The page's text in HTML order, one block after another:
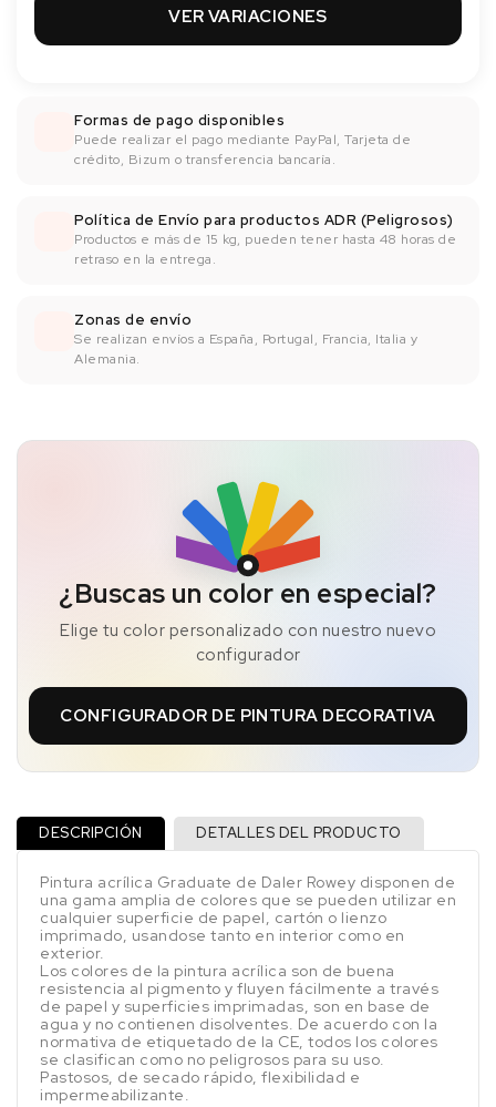
VER VARIACIONES
Formas de pago disponibles
Puede realizar el pago mediante PayPal, Tarjeta de
crédito, Bizum o transferencia bancaría.
Política de Envío para productos ADR (Peligrosos)
Productos e más de 15 kg, pueden tener hasta 48 horas de
retraso en la entrega.
Zonas de envío
Se realizan envíos a España, Portugal, Francia, Italia y
Alemania.
¿Buscas un color en especial?
Elige tu color personalizado con nuestro nuevo
configurador
CONFIGURADOR DE PINTURA DECORATIVA
DESCRIPCIÓN DETALLES DEL PRODUCTO
Pintura acrílica Graduate de Daler Rowey disponen de
una gama amplia de colores que se pueden utilizar en
cualquier superficie de papel, cartón o lienzo
imprimado, usandose tanto en interior como en
exterior.
Los colores de la pintura acrílica son de buena
resistencia al pigmento y fluyen fácilmente a través
de papel y superficies imprimadas, son en base de
agua y no contienen disolventes. De acuerdo con la
normativa de etiquetado de la CE, todos los colores
se clasifican como no peligrosos para su uso.
Pastosos, de secado rápido, flexibilidad e
impermeabilizante.